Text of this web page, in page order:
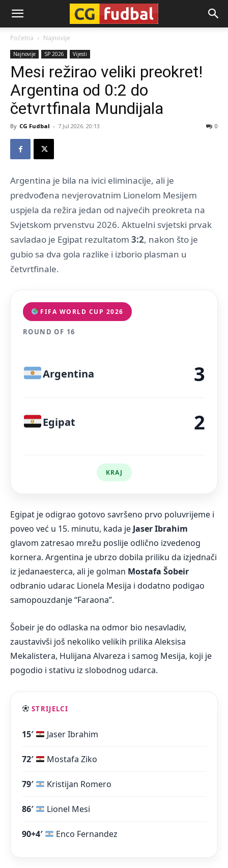
CG-
Fudbal
Početna Najnovije
Najnovije SP 2026 Vijesti
Mesi režirao veliki preokret!
Argentina od 0:2 do
četvrtfinala Mundijala
By CG Fudbal - 7 Jul 2026. 20:13 0
Argentina je bila na ivici eliminacije, ali je
predvođena nevjerovatnim Lionelom Mesijem
uspjela da režira jedan od najvećih preokreta na
Svjetskom prvenstvu 2026. Aktuelni svjetski prvak
savladao je Egipat rezultatom 3:2, nakon što je
gubio sa dva gola razlike i izborio plasman u
četvrtfinale.
FIFA WORLD CUP 2026
ROUND OF 16
Argentina 3
Egipat 2
KRAJ
Egipat je odigrao gotovo savršeno prvo poluvrijeme i
poveo već u 15. minutu, kada je Jaser Ibrahim
glavom zatresao mrežu poslije odlično izvedenog
kornera. Argentina je ubrzo dobila priliku da izjednači
iz jedanaesterca, ali je golman Mostafa Šobeir
odbranio udarac Lionela Mesija i dodatno podigao
samopouzdanje “Faraona”.
Šobeir je do odlaska na odmor bio nesavladiv,
zaustavivši još nekoliko velikih prilika Aleksisa
Mekalistera, Hulijana Alvareza i samog Mesija, koji je
pogodio i stativu iz slobodnog udarca.
STRIJELCI
15′ Jaser Ibrahim
72′ Mostafa Ziko
79′ Kristijan Romero
86′ Lionel Mesi
90+4′ Enco Fernandez